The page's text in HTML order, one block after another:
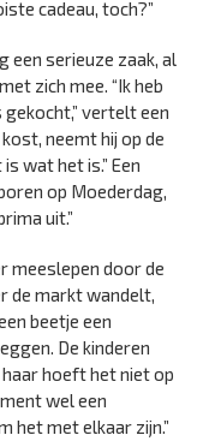
cadeau, toch?”
een serieuze zaak, al
zich mee. “Ik heb
vertelt een
neemt hij op de
wat het is.” Een
op Moederdag,
uit.”
meeslepen door de
de markt wandelt,
beetje een
De kinderen
haar hoeft het niet op
wel een
het met elkaar zijn.”